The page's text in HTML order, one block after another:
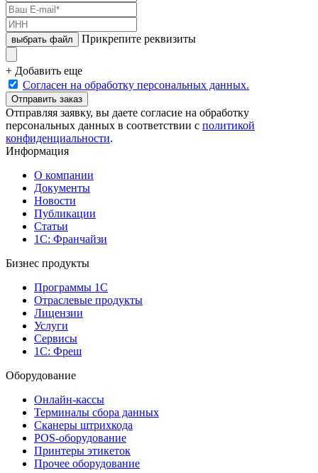
выбрать файл Прикрепите реквизиты
+ Добавить еще
Согласен на обработку персональных данных.
Отправить заказ
Отправляя заявку, вы даете согласие на обработку
персональных данных в соответствии с политикой
конфиденциальности.
Информация
О компании
Документы
Новости
Публикации
Статьи
1С: Франчайзи
Бизнес продукты
Программы 1С
Отраслевые продукты
Лицензии
Услуги
Сервисы
1С: Фреш
Оборудование
Онлайн-кассы
Терминалы сбора данных
Сканеры штрихкода
POS-оборудование
Принтеры этикеток
Прочее оборудование